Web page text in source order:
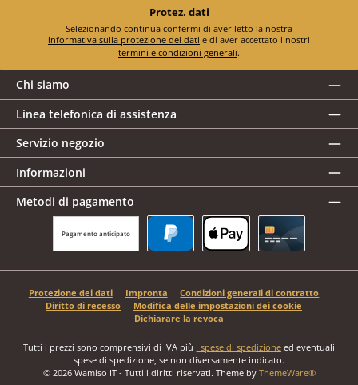
Protez. dati
informativa sulla protezione dei dati
termini e condizioni generali.
Chi siamo
Linea telefonica di assistenza
Servizio negozio
Informazioni
Metodi di pagamento
Pagamento anticipato
Protezione dei dati Impronta
Condizioni generali di contratto
Diritto di recesso
Modifica delle impostazioni dei cookie
Dichiarare la revoca
Tutti i prezzi sono comprensivi di IVA più , spese di spedizione ed eventuali
spese di spedizione, se non diversamente indicato.
© 2026 Wamiso IT - Tutti i diritti riservati. Theme by ThemeWare®